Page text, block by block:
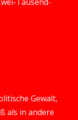
Tausend-
Gewalt,
als in andere